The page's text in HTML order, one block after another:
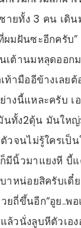
ยทั้ง 3 คน เดิ
ผมฝันซะอีกครั
เต้านมหลุดอ
ท้ามืออีข้างเล
างนี้แหละครับ
ทั้ง2ดุ้น มันให
วจนไม่รู้ใครเ
มีนิ้วมาแยงหี บี้
าหน่อยสิครับเ
ยถี่ขึ้นอีก“อูย..พ
ล้วนั่งลูบหีตัวเ